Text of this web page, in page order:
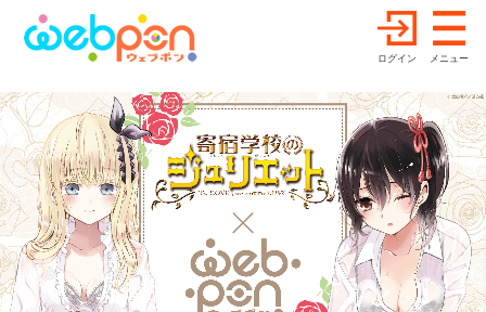
ログイン メニュー